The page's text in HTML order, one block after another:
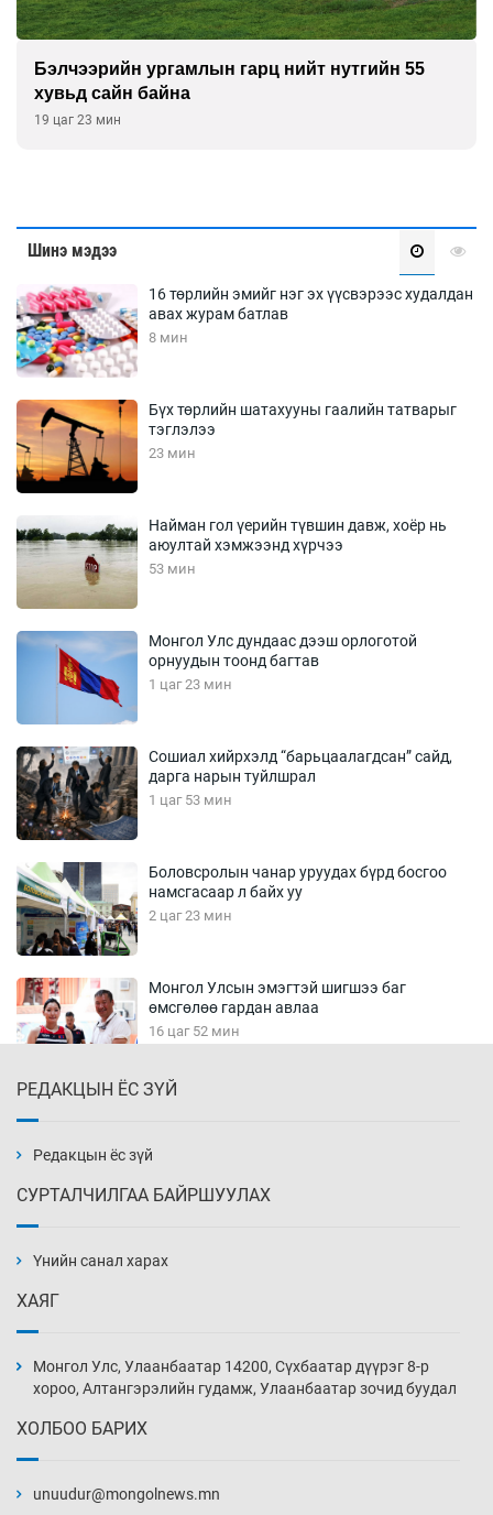
Бэлчээрийн ургамлын гарц нийт нутгийн 55
хувьд сайн байна
19 цаг 23 мин
Шинэ мэдээ
16 төрлийн эмийг нэг эх үүсвэрээс худалдан
авах журам батлав
8 мин
Бүх төрлийн шатахууны гаалийн татварыг
тэглэлээ
23 мин
Найман гол үерийн түвшин давж, хоёр нь
аюултай хэмжээнд хүрчээ
53 мин
Монгол Улс дундаас дээш орлоготой
орнуудын тоонд багтав
1 цаг 23 мин
Сошиал хийрхэлд “барьцаалагдсан” сайд,
дарга нарын туйлшрал
1 цаг 53 мин
Боловсролын чанар уруудах бүрд босгоо
намсгасаар л байх уу
2 цаг 23 мин
Монгол Улсын эмэгтэй шигшээ баг
өмсгөлөө гардан авлаа
16 цаг 52 мин
захирамж гаргажээ
19 цаг 23 мин
РЕДАКЦЫН ЁС ЗҮЙ
Редакцын ёс зүй
СУРТАЛЧИЛГАА БАЙРШУУЛАХ
Үнийн санал харах
ХАЯГ
Монгол Улс, Улаанбаатар 14200, Сүхбаатар дүүрэг 8-р
хороо, Алтангэрэлийн гудамж, Улаанбаатар зочид буудал
ХОЛБОО БАРИХ
unuudur@mongolnews.mn